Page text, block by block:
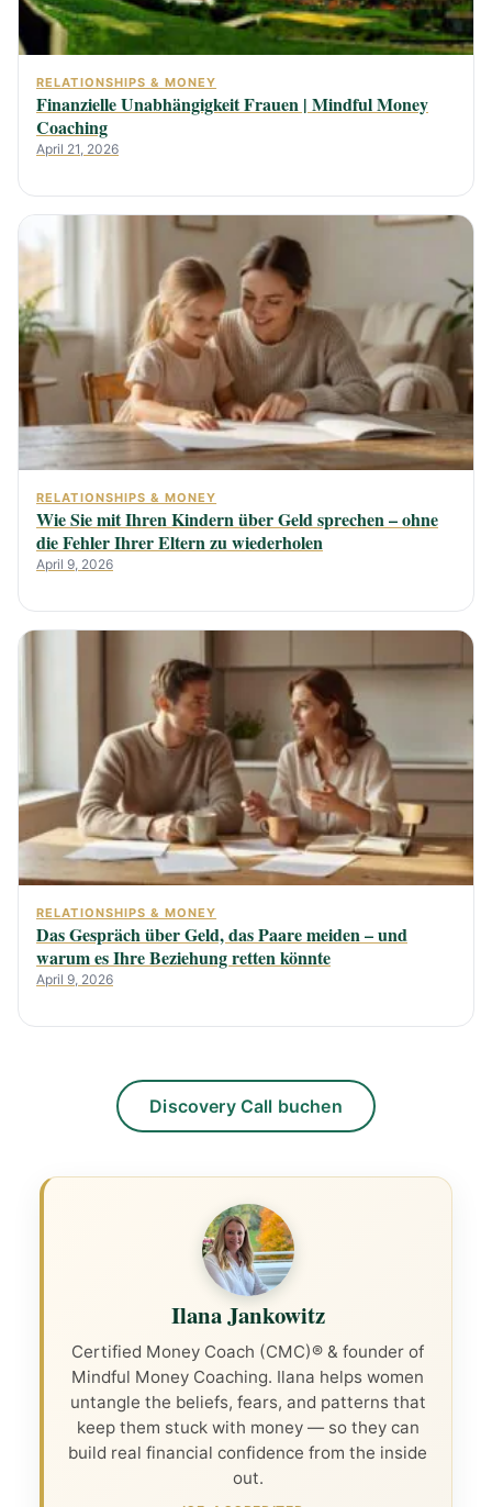
RELATIONSHIPS & MONEY
Finanzielle Unabhängigkeit Frauen | Mindful Money
Coaching
April 21, 2026
RELATIONSHIPS & MONEY
Wie Sie mit Ihren Kindern über Geld sprechen – ohne
die Fehler Ihrer Eltern zu wiederholen
April 9, 2026
RELATIONSHIPS & MONEY
Das Gespräch über Geld, das Paare meiden – und
warum es Ihre Beziehung retten könnte
April 9, 2026
Discovery Call buchen
Ilana Jankowitz
Certified Money Coach (CMC)® & founder of
Mindful Money Coaching. Ilana helps women
untangle the beliefs, fears, and patterns that
keep them stuck with money — so they can
build real financial confidence from the inside
out.